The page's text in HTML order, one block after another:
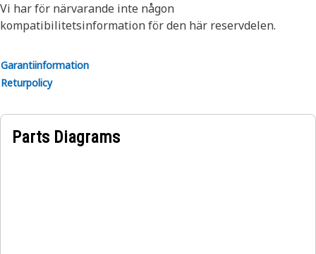
Vi har för närvarande inte någon
kompatibilitetsinformation för den här reservdelen.
Garantiinformation
Returpolicy
Parts Diagrams